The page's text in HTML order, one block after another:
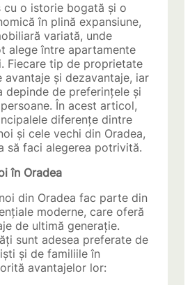
cu o istorie bogată și o
în plină expansiune,
variată, unde
alege între apartamente
Fiecare tip de proprietate
și dezavantaje, iar
depinde de preferințele și
În acest articol,
diferențe dintre
și cele vechi din Oradea,
să faci alegerea potrivită.
în Oradea
din Oradea fac parte din
moderne, care oferă
de ultimă generație.
sunt adesea preferate de
și de familiile în
avantajelor lor: